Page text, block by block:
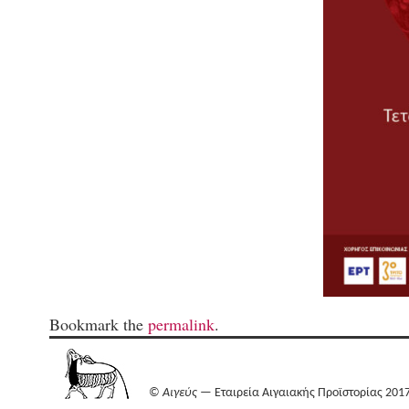
Bookmark the permalink.
©Αιγεύς— Εταιρεία Αιγαιακής Προϊστορίας